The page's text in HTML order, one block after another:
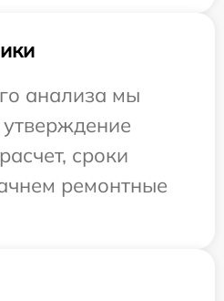
анализа мы
сроки
ремонтные